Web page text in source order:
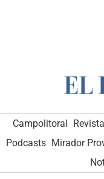
Campolitoral
Podcasts Mirador